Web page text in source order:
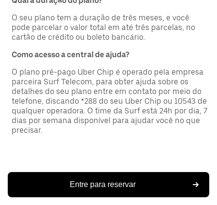
O seu plano tem a duração de três meses, e você
pode parcelar o valor total em até três parcelas, no
cartão de crédito ou boleto bancário.
Como acesso a central de ajuda?
O plano pré-pago Uber Chip é operado pela empresa
parceira Surf Telecom, para obter ajuda sobre os
detalhes do seu plano entre em contato por meio do
telefone, discando *288 do seu Uber Chip ou 10543 de
qualquer operadora. O time da Surf está 24h por dia, 7
dias por semana disponível para ajudar você no que
precisar.
Entre para reservar